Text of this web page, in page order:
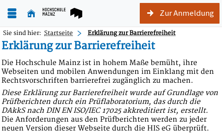
Zur Anmeldung
Sie sind hier: Startseite Erklärung zur Barrierefreiheit
Erklärung zur Barrierefreiheit
Die Hochschule Mainz ist in hohem Maße bemüht, ihre
Webseiten und mobilen Anwendungen im Einklang mit den
Rechtsvorschriften barrierefrei zugänglich zu machen.
Diese Erklärung zur Barrierefreiheit wurde auf Grundlage von
Prüfberichten durch ein Prüflaboratorium, das durch die
DAkkS nach DIN EN ISO/IEC 17025 akkreditiert ist, erstellt.
Die Anforderungen aus den Prüfberichten werden zu jeder
neuen Version dieser Webseite durch die HIS eG überprüft.